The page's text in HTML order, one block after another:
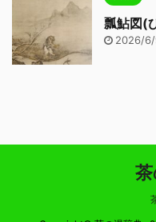
瓢鮎図(
2026/